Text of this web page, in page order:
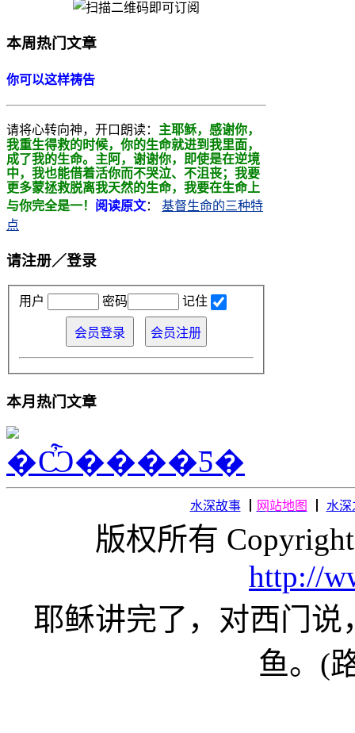
本周热门文章
你可以这样祷告
请将心转向神，开口朗读： 主耶稣，感谢你，
我重生得救的时候，你的生命就进到我里面，
成了我的生命。主阿， 谢谢你，即使是在逆境
中，我也能借着活你而不哭泣、不沮丧；我要
更多蒙拯救脱离我天然的生命，我要在生命上
与你完全是一！ 阅读原文：
基督生命的三种特
点
请注册／登录
用户 密码 记住
本月热门文章
水深故事┃ 网站地图 水深
版权所有
http://
耶稣讲完了，对西门
鱼。(